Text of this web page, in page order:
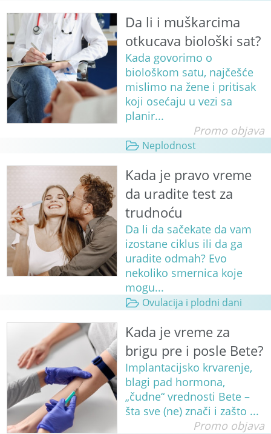
Da li i muškarcima
otkucava biološki sat?
Kada govorimo o
biološkom satu, najčešće
mislimo na žene i pritisak
koji osećaju u vezi sa
planir...
Promo objava
Neplodnost
Kada je pravo vreme
da uradite test za
trudnoću
Da li da sačekate da vam
izostane ciklus ili da ga
uradite odmah? Evo
nekoliko smernica koje
mogu...
Ovulacija i plodni dani
Kada je vreme za
brigu pre i posle Bete?
Implantacijsko krvarenje,
blagi pad hormona,
„čudne“ vrednosti Bete –
šta sve (ne) znači i zašto ...
Promo objava